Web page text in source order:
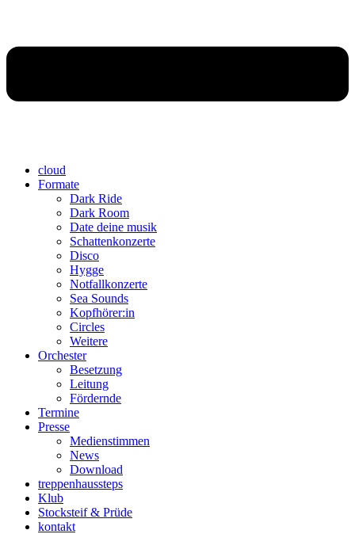
cloud
Formate
Dark Ride
Dark Room
Date deine musik
Schattenkonzerte
Disco
Hygge
Notfallkonzerte
Sea Sounds
Kopfhörer:in
Circles
Weitere
Orchester
Besetzung
Leitung
Fördernde
Termine
Presse
Medienstimmen
News
Download
treppenhaussteps
Klub
Stocksteif & Prüde
kontakt